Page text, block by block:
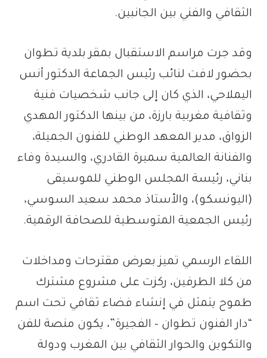
الثقافي والفني بين الجانبين.
وقد جرت مراسم الاستقبال بمقر بلدية تطوان
بحضور لافت لنائب رئيس الجماعة الدكتور أنس
اليملاحي، الذي كان إلى جانب شخصيات فنية
وثقافية مغربية بارزة، من بينها الدكتور المهدي
الزواق، مدير المعهد الوطني للفنون الجميلة،
والفنانة العالمية سميرة القادري، والسيدة وفاء
بناني، رئيسة المجلس الوطني للموسيقى
(اليونسكو)، والأستاذ محمد سعيد السوسي،
رئيس الجمعية المتوسطية للصحافة الرقمية.
اللقاء الرسمي تميز بعرض مقترحات ومداخلات
من كلا الطرفين، ركزت على مشروع مشترك
طموح يتمثل في إنشاء فضاء ثقافي تحت اسم
“دار الفنون تطوان – الفجيرة”، يكون منصة للفن
والتكوين والحوار الثقافي بين المغرب ودولة